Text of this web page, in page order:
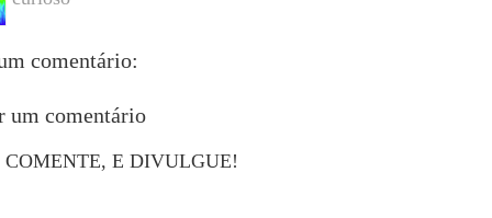
comentário:
um comentário
E DIVULGUE!